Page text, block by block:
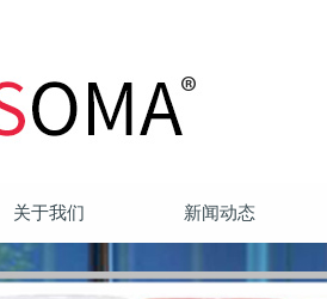
关于我们 新闻动态